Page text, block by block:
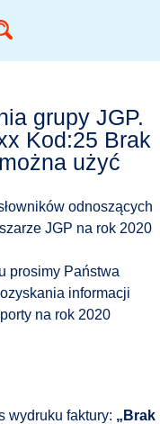
grupy JGP.
Kod:25 Brak
użyć
odnoszących
JGP na rok 2020
prosimy Państwa
informacji
na rok 2020
wydruku faktury: „Brak